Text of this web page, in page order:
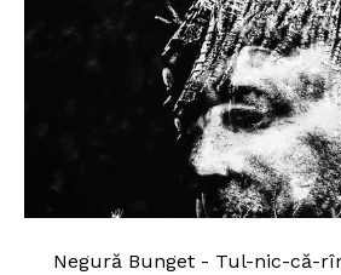
Negură Bunget - Tul-nic-că-